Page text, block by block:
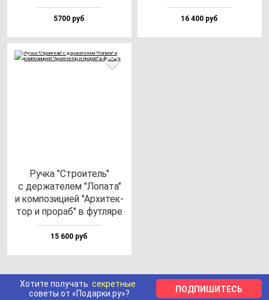
5700 руб 16 400 руб
Руч­ка "Стро­итель"
с дер­жа­те­лем "Лопа­та"
и ком­по­зи­цией "Архи­тек­
тор и про­раб" в фут­ля­ре
15 600 руб
Хотите получать секретные
советы от «Подарки.ру»?
ПОДПИШИТЕСЬ